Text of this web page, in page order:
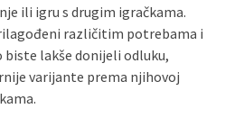
ili igru s drugim igračkama.
različitim potrebama i
biste lakše donijeli odluku,
varijante prema njihovoj